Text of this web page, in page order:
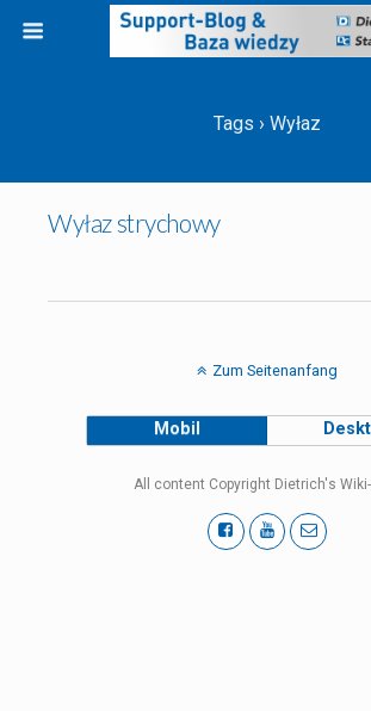
Tags › Wyłaz
Wyłaz strychowy
Zum Seitenanfang
Mobil
All content Copyright Dietrich's